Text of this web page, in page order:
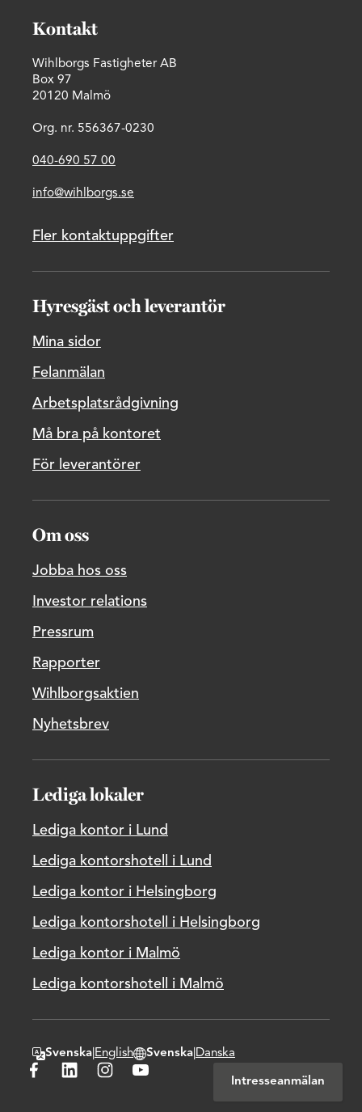
Intresseanmälan
Kontakt
Wihlborgs Fastigheter AB
Box 97
20120 Malmö
Org. nr. 556367-0230
040-690 57 00
info@wihlborgs.se
Fler kontaktuppgifter
Hyresgäst och leverantör
Mina sidor
Felanmälan
Arbetsplatsrådgivning
Må bra på kontoret
För leverantörer
Om oss
Jobba hos oss
Investor relations
Pressrum
Rapporter
Wihlborgsaktien
Nyhetsbrev
Lediga lokaler
Lediga kontor i Lund
Lediga kontorshotell i Lund
Lediga kontor i Helsingborg
Lediga kontorshotell i Helsingborg
Lediga kontor i Malmö
Lediga kontorshotell i Malmö
Byt textspråk
Svenska English
Byt hemsidans domänspråk
Svenska Danska
Besök Wihlborgs på Facebook
Besök Wihlborgs på LinkedIn
Besök Wihlborgs på Instagram
Besök Wihlborgs på Youtube